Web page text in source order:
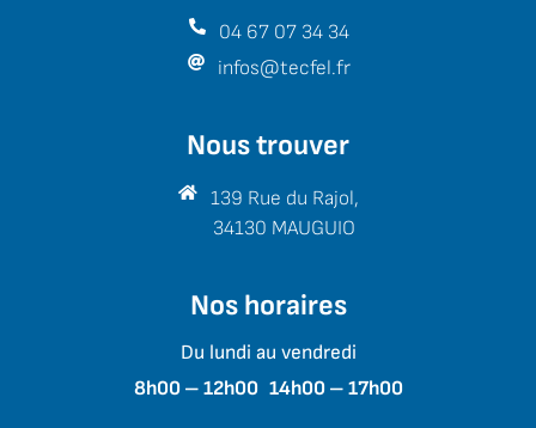
04 67 07 34 34
infos@tecfel.fr
Nous trouver
139 Rue du Rajol,
34130 MAUGUIO
Nos horaires
Du lundi au vendredi
8h00 – 12h00 14h00 – 17h00